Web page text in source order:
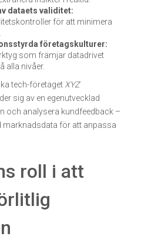
dataets validitet:
för att minimera
företagskulturer:
som främjar datadrivet
alla nivåer.
tech-företagetXYZ
sig av en egenutvecklad
och analysera kundfeedback –
marknadsdata för att anpassa
roll i att